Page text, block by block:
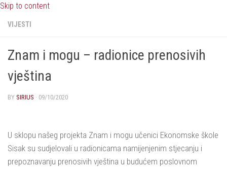
Skip to content
VIJESTI
Znam i mogu – radionice prenosivih
vještina
BY SIRIUS · 09/10/2020
U sklopu našeg projekta Znam i mogu učenici Ekonomske škole
Sisak su sudjelovali u radionicama namijenjenim stjecanju i
prepoznavanju prenosivih vještina u budućem poslovnom